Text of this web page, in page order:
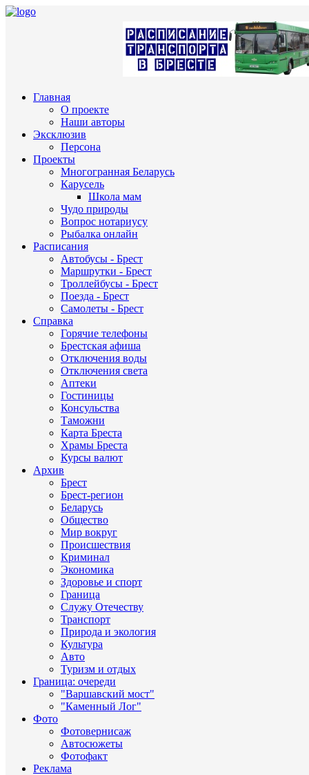
Главная
О проекте
Наши авторы
Эксклюзив
Персона
Проекты
Многогранная Беларусь
Карусель
Школа мам
Чудо природы
Вопрос нотариусу
Рыбалка онлайн
Расписания
Автобусы - Брест
Маршрутки - Брест
Троллейбусы - Брест
Поезда - Брест
Самолеты - Брест
Справка
Горячие телефоны
Брестская афиша
Отключения воды
Отключения света
Аптеки
Гостиницы
Консульства
Таможни
Карта Бреста
Храмы Бреста
Курсы валют
Архив
Брест
Брест-регион
Беларусь
Общество
Мир вокруг
Происшествия
Криминал
Экономика
Здоровье и спорт
Граница
Служу Отечеству
Транспорт
Природа и экология
Культура
Авто
Туризм и отдых
Граница: очереди
"Варшавский мост"
"Каменный Лог"
Фото
Фотовернисаж
Автосюжеты
Фотофакт
Реклама